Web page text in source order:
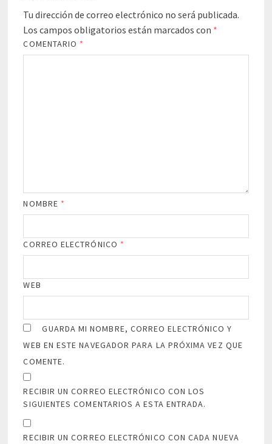
Tu dirección de correo electrónico no será publicada.
Los campos obligatorios están marcados con *
COMENTARIO *
NOMBRE *
CORREO ELECTRÓNICO *
WEB
GUARDA MI NOMBRE, CORREO ELECTRÓNICO Y
WEB EN ESTE NAVEGADOR PARA LA PRÓXIMA VEZ QUE
COMENTE.
RECIBIR UN CORREO ELECTRÓNICO CON LOS
SIGUIENTES COMENTARIOS A ESTA ENTRADA.
RECIBIR UN CORREO ELECTRÓNICO CON CADA NUEVA